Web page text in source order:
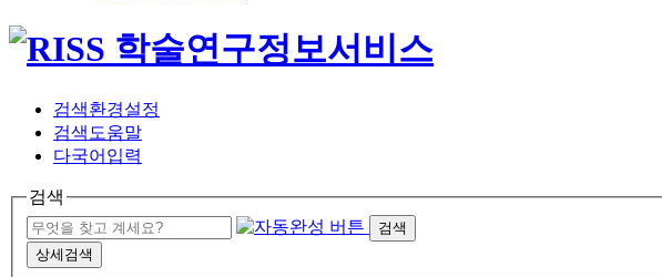
검색환경설정
검색도움말
다국어입력
검색
검색
상세검색